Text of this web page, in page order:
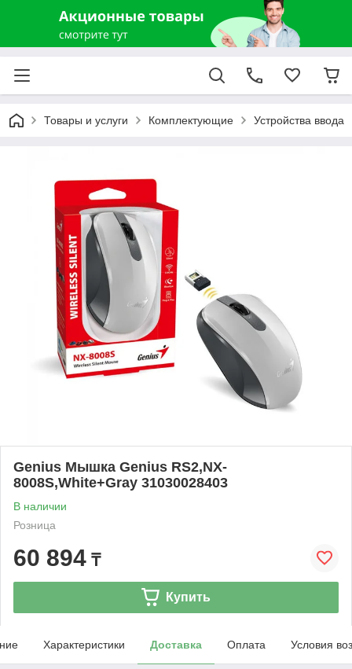
Товары и услуги Комплектующие Устройства ввода
Genius Мышка Genius RS2,NX-
8008S,White+Gray 31030028403
В наличии
Розница
60 894 ₸
Купить
Характеристики Доставка Оплата Условия